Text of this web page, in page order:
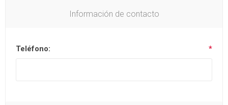
Información de contacto
Teléfono: *